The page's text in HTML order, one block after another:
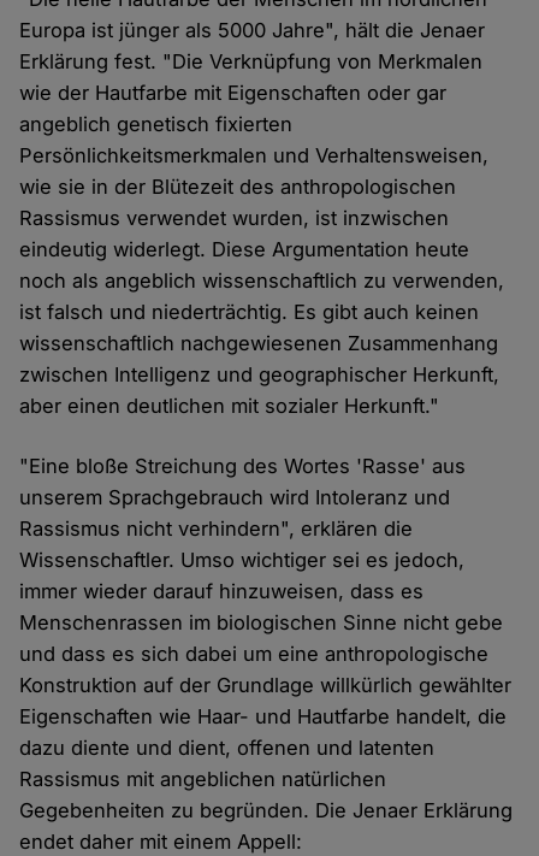
Europa ist jünger als 5000 Jahre", hält die Jenaer
Erklärung fest. "Die Verknüpfung von Merkmalen
wie der Hautfarbe mit Eigenschaften oder gar
angeblich genetisch fixierten
Persönlichkeitsmerkmalen und Verhaltensweisen,
wie sie in der Blütezeit des anthropologischen
Rassismus verwendet wurden, ist inzwischen
eindeutig widerlegt. Diese Argumentation heute
noch als angeblich wissenschaftlich zu verwenden,
ist falsch und niederträchtig. Es gibt auch keinen
wissenschaftlich nachgewiesenen Zusammenhang
zwischen Intelligenz und geographischer Herkunft,
aber einen deutlichen mit sozialer Herkunft."
"Eine bloße Streichung des Wortes 'Rasse' aus
unserem Sprachgebrauch wird Intoleranz und
Rassismus nicht verhindern", erklären die
Wissenschaftler. Umso wichtiger sei es jedoch,
immer wieder darauf hinzuweisen, dass es
Menschenrassen im biologischen Sinne nicht gebe
und dass es sich dabei um eine anthropologische
Konstruktion auf der Grundlage willkürlich gewählter
Eigenschaften wie Haar- und Hautfarbe handelt, die
dazu diente und dient, offenen und latenten
Rassismus mit angeblichen natürlichen
Gegebenheiten zu begründen. Die Jenaer Erklärung
endet daher mit einem Appell: